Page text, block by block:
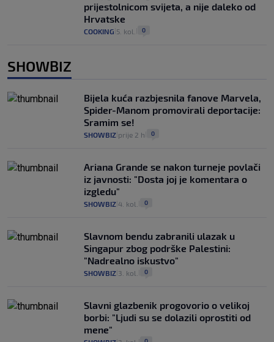
prijestolnicom svijeta, a nije daleko od
Hrvatske
COOKING 5. kol. 0
SHOWBIZ
Bijela kuća razbjesnila fanove Marvela,
Spider-Manom promovirali deportacije:
Sramim se!
SHOWBIZ prije 2 h 0
Ariana Grande se nakon turneje povlači
iz javnosti: "Dosta joj je komentara o
izgledu"
SHOWBIZ 4. kol. 0
Slavnom bendu zabranili ulazak u
Singapur zbog podrške Palestini:
"Nadrealno iskustvo"
SHOWBIZ 3. kol. 0
Slavni glazbenik progovorio o velikoj
borbi: "Ljudi su se dolazili oprostiti od
mene"